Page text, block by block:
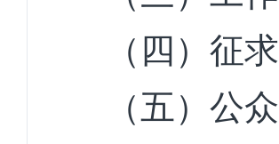
（四）征
（五）公